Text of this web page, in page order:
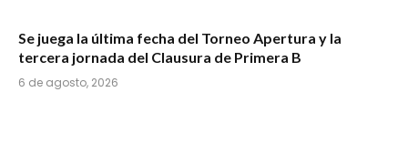
Se juega la última fecha del Torneo Apertura y la
tercera jornada del Clausura de Primera B
6 de agosto, 2026